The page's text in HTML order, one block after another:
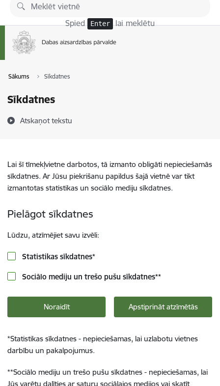
Pāriet uz lapas saturu
Spied Enter lai meklētu
Sākums Sīkdatnes
Sīkdatnes
Atskaņot tekstu
Lai šī tīmekļvietne darbotos, tā izmanto obligāti nepieciešamās
sīkdatnes. Ar Jūsu piekrišanu papildus šajā vietnē var tikt
izmantotas statistikas un sociālo mediju sīkdatnes.
Pielāgot sīkdatnes
Lūdzu, atzīmējiet savu izvēli:
Statistikas sīkdatnes*
Sociālo mediju un trešo pušu sīkdatnes**
Noraidīt Apstiprināt atzīmētās
*Statistikas sīkdatnes - nepieciešamas, lai uzlabotu vietnes
darbību un pakalpojumus.
**Sociālo mediju un trešo pušu sīkdatnes - nepieciešamas, lai
Jūs varētu dalīties ar saturu sociālajos medijos vai skatīt